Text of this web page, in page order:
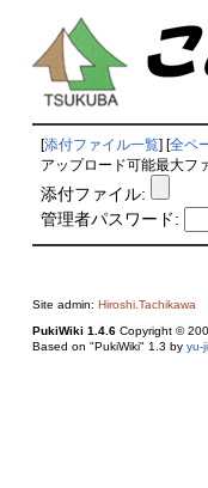
[添付ファイル一覧 ] [全ペ
アップロード可能最大フ
添付ファイル:
管理者パスワード:
Site admin: Hiroshi.Tachikawa
PukiWiki 1.4.6Copyright ©
Based on "PukiWiki" 1.3 by yu-ji